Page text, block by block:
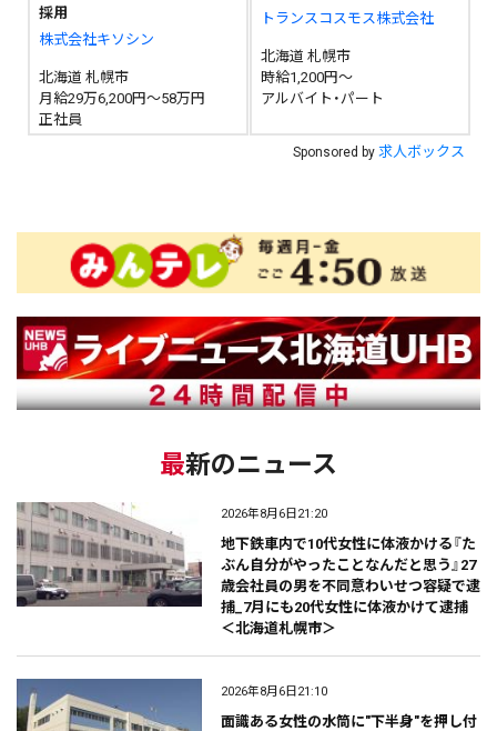
採用
株式会社キソシン
北海道 札幌市
月給29万6,200円～58万円
正社員
トランスコスモス株式会社
北海道 札幌市
時給1,200円～
アルバイト・パート
Sponsored by 求人ボックス
最新のニュース
2026年8月6日21:20
地下鉄車内で10代女性に体液かける『た
ぶん自分がやったことなんだと思う』27
歳会社員の男を不同意わいせつ容疑で逮
捕_7月にも20代女性に体液かけて逮捕
＜北海道札幌市＞
2026年8月6日21:10
面識ある女性の水筒に"下半身"を押し付